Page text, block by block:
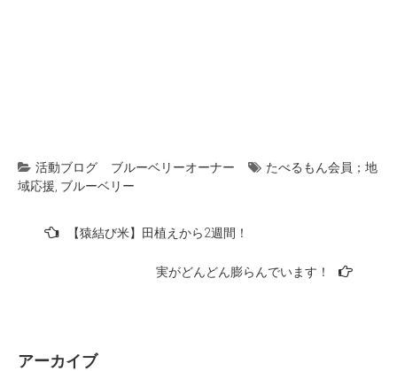
活動ブログ ブルーベリーオーナー
たべるもん会員；地
域応援 ブルーベリー
ー
【猿結び米】田植えから2週間！
実がどんどん膨らんでいます！
アーカイブ